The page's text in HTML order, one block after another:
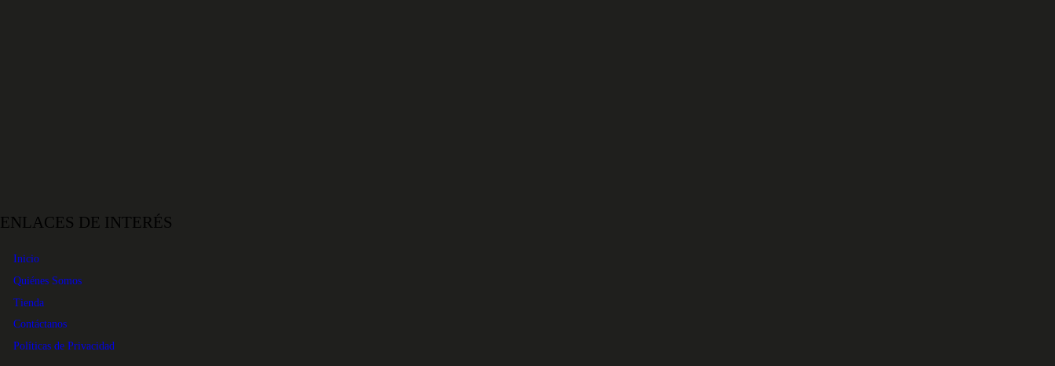
ENLACES DE INTERÉS
Inicio
Quiénes Somos
Tienda
Contáctanos
Políticas de Privacidad